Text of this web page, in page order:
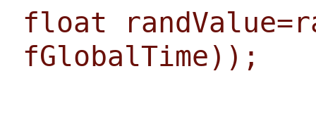
float
fGlobalTime));